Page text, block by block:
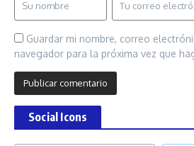
Guardar mi nombre, correo
navegador para la próxima vez que
Social Icons